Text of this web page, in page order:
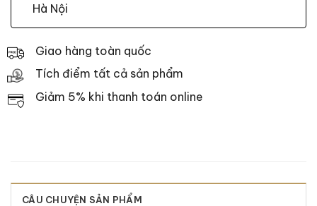
Hà Nội
Giao hàng toàn quốc
Tích điểm tất cả sản phẩm
Giảm 5% khi thanh toán online
CÂU CHUYỆN SẢN PHẨM